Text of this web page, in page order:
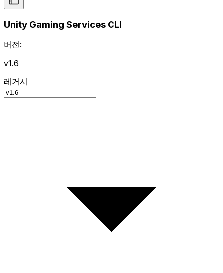
Unity Gaming Services CLI
버전:
v1.6
레거시